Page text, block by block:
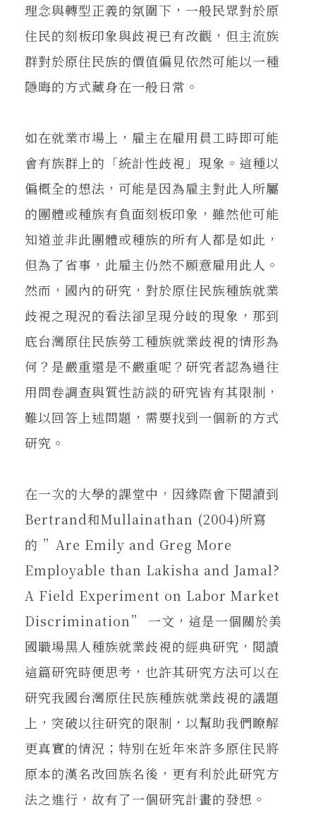
理念與轉型正義的氛圍下，一般民眾對於原
住民的刻板印象與歧視已有改觀，但主流族
群對於原住民族的價值偏見依然可能以一種
隱晦的方式藏身在一般日常。
如在就業市場上，雇主在雇用員工時即可能
會有族群上的「統計性歧視」現象。這種以
偏概全的想法，可能是因為雇主對此人所屬
的團體或種族有負面刻板印象，雖然他可能
知道並非此團體或種族的所有人都是如此，
但為了省事，此雇主仍然不願意雇用此人。
然而，國內的研究，對於原住民族種族就業
歧視之現況的看法卻呈現分岐的現象，那到
底台灣原住民族勞工種族就業歧視的情形為
何？是嚴重還是不嚴重呢？研究者認為過往
用問卷調查與質性訪談的研究皆有其限制，
難以回答上述問題，需要找到一個新的方式
研究。
在一次的大學的課堂中，因緣際會下閱讀到
Bertrand和Mullainathan (2004)所寫
的 ”Are Emily and Greg More
Employable than Lakisha and Jamal?
A Field Experiment on Labor Market
Discrimination” 一文，這是一個關於美
國職場黑人種族就業歧視的經典研究，閱讀
這篇研究時便思考，也許其研究方法可以在
研究我國台灣原住民族種族就業歧視的議題
上，突破以往研究的限制，以幫助我們瞭解
更真實的情況；特別在近年來許多原住民將
原本的漢名改回族名後，更有利於此研究方
法之進行，故有了一個研究計畫的發想。